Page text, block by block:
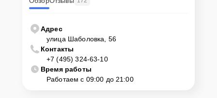
Адрес
улица Шаболовка, 56
Контакты
+7 (495) 324-63-10
Время работы
Работаем с 09:00 до 21:00